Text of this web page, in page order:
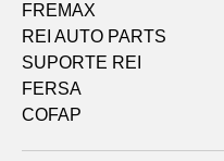
FREMAX
REI AUTO PARTS
SUPORTE REI
FERSA
COFAP